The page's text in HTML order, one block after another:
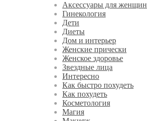
Аксессуары для женщин
Гинекология
Дети
Диеты
Дом и интерьер
Женские прически
Женское здоровье
Звездные лица
Интересно
Как быстро похудеть
Как похудеть
Косметология
Магия